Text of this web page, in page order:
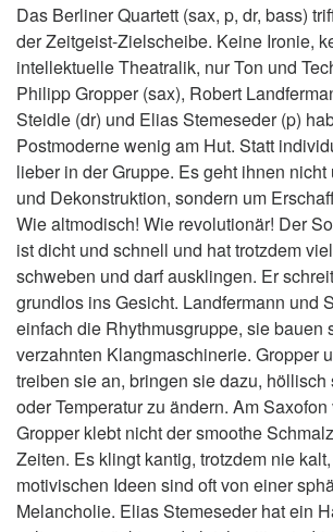
Das Berliner Quartett (sax, p, dr, bass)
der Zeitgeist-Zielscheibe. Keine Ironie,
intellektuelle Theatralik, nur Ton und
Philipp Gropper (sax), Robert
Steidle (dr) und Elias Stemeseder (p)
Postmoderne wenig am Hut. Statt
lieber in der Gruppe. Es geht ihnen
und Dekonstruktion, sondern um
Wie altmodisch! Wie revolutionär! Der
ist dicht und schnell und hat trotzdem
schweben und darf ausklingen. Er
grundlos ins Gesicht. Landfermann und
einfach die Rhythmusgruppe, sie bauen
verzahnten Klangmaschinerie. Gropper
treiben sie an, bringen sie dazu, höllisch
oder Temperatur zu ändern. Am
Gropper klebt nicht der smoothe
Zeiten. Es klingt kantig, trotzdem nie
motivischen Ideen sind oft von einer
Melancholie. Elias Stemeseder hat ein